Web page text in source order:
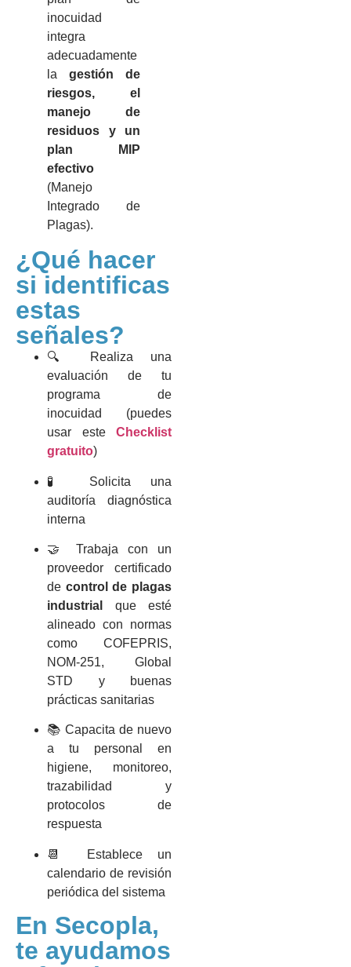
inocuidad
integra
adecuadamente
lagestión de
riesgos, el
manejo de
residuos y un
plan MIP
efectivo
(Manejo
Integrado de
Plagas).
¿Qué hacer
si identificas
estas
señales?
🔍 Realiza una
evaluación de tu
programa de
inocuidad (puedes
usar esteChecklist
gratuito)
🧪 Solicita una
auditoría diagnóstica
interna
🤝 Trabaja con un
proveedor certificado
de control de plagas
industrial
que esté
alineado con normas
como COFEPRIS,
NOM-251, Global
STD y buenas
prácticas sanitarias
📚 Capacita de nuevo
a tu personal en
higiene, monitoreo,
trazabilidad y
protocolos de
respuesta
📆 Establece un
calendario de revisión
periódica del sistema
En Secopla,
te ayudamos